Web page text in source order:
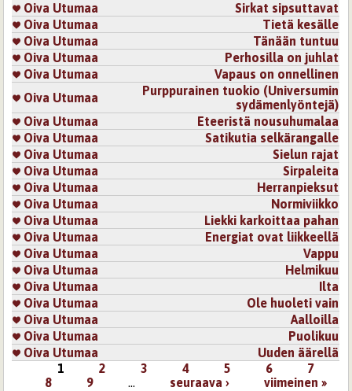
Oiva Utumaa
Sirkat sipsuttavat
Oiva Utumaa
Tietä kesälle
Oiva Utumaa
Tänään tuntuu
Oiva Utumaa
Perhosilla on juhlat
Oiva Utumaa
Vapaus on onnellinen
Oiva Utumaa
Purppurainen tuokio (Universumin
sydämenlyöntejä)
Oiva Utumaa
Eteeristä nousuhumalaa
Oiva Utumaa
Satikutia selkärangalle
Oiva Utumaa
Sielun rajat
Oiva Utumaa
Sirpaleita
Oiva Utumaa
Herranpieksut
Oiva Utumaa
Normiviikko
Oiva Utumaa
Liekki karkoittaa pahan
Oiva Utumaa
Energiat ovat liikkeellä
Oiva Utumaa
Vappu
Oiva Utumaa
Helmikuu
Oiva Utumaa
Ilta
Oiva Utumaa
Ole huoleti vain
Oiva Utumaa
Aalloilla
Oiva Utumaa
Puolikuu
Oiva Utumaa
Uuden äärellä
1 2 3 4 5 6
7
8
9 … seuraava › viimeinen »